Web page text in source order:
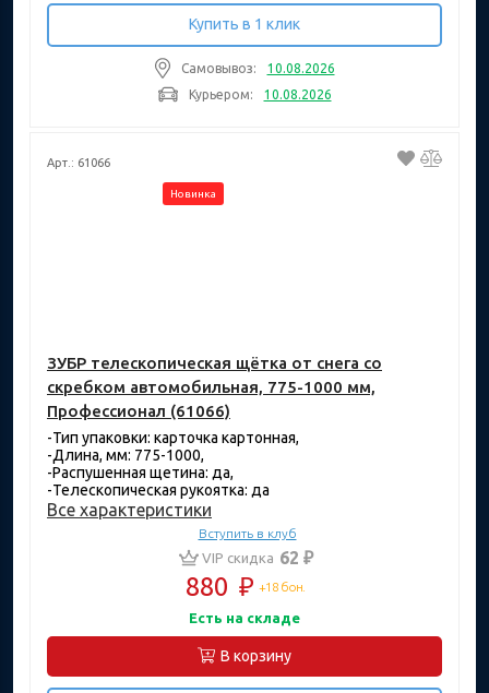
Купить в 1 клик
Самовывоз:
10.08.2026
Курьером:
10.08.2026
Арт.: 61066
Новинка
ЗУБР телескопическая щётка от снега со
скребком автомобильная, 775-1000 мм,
Профессионал (61066)
-Тип упаковки: карточка картонная,
-Длина, мм: 775-1000,
-Распушенная щетина: да,
-Телескопическая рукоятка: да
Все характеристики
Вступить в клуб
VIP скидка 62 ₽
880 ₽ +18 бон.
Есть на складе
В корзину